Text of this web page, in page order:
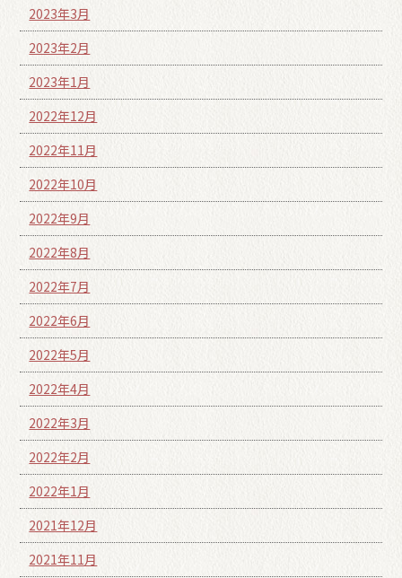
2023年3月
2023年2月
2023年1月
2022年12月
2022年11月
2022年10月
2022年9月
2022年8月
2022年7月
2022年6月
2022年5月
2022年4月
2022年3月
2022年2月
2022年1月
2021年12月
2021年11月